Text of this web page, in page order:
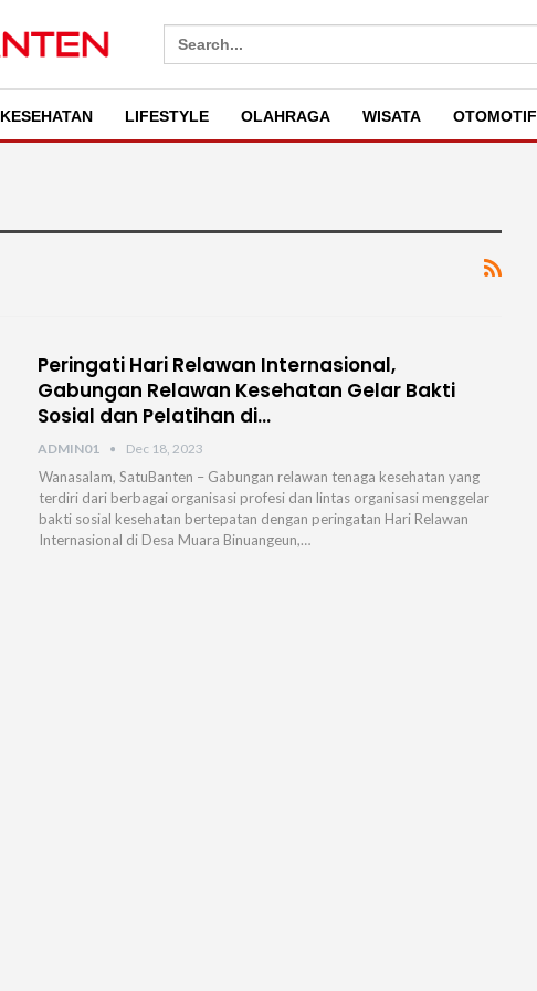
Search
for:
KESEHATAN LIFESTYLE OLAHRAGA WISATA OTOMOTIF
Peringati Hari Relawan Internasional,
Gabungan Relawan Kesehatan Gelar Bakti
Sosial dan Pelatihan di…
ADMIN01 Dec 18, 2023
Wanasalam, SatuBanten – Gabungan relawan tenaga kesehatan yang
terdiri dari berbagai organisasi profesi dan lintas organisasi menggelar
bakti sosial kesehatan bertepatan dengan peringatan Hari Relawan
Internasional di Desa Muara Binuangeun,…